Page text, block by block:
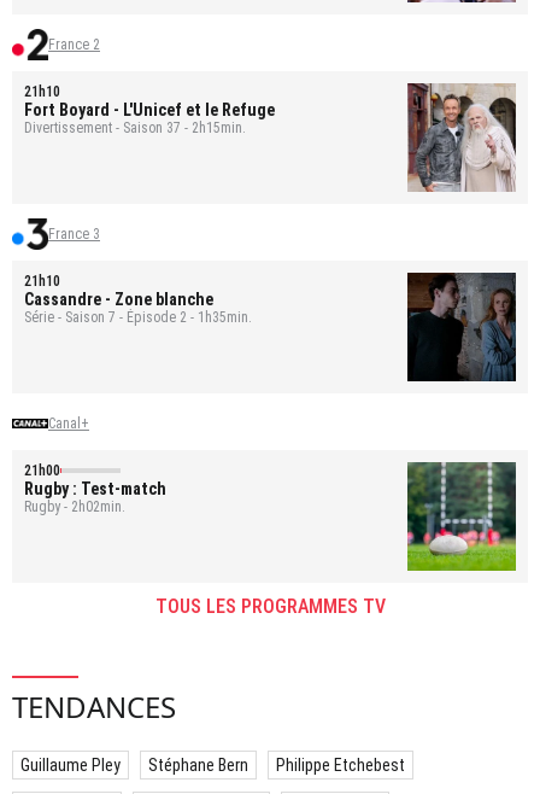
France 2
21h10
Fort Boyard - L'Unicef et le Refuge
Divertissement - Saison 37 - 2h15min.
France 3
21h10
Cassandre - Zone blanche
Série - Saison 7 - Épisode 2 - 1h35min.
Canal+
21h00
Rugby : Test-match
Rugby - 2h02min.
TOUS LES PROGRAMMES TV
TENDANCES
Guillaume Pley Stéphane Bern Philippe Etchebest